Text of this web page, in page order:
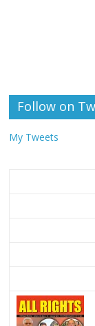
Follow on
My Tweets